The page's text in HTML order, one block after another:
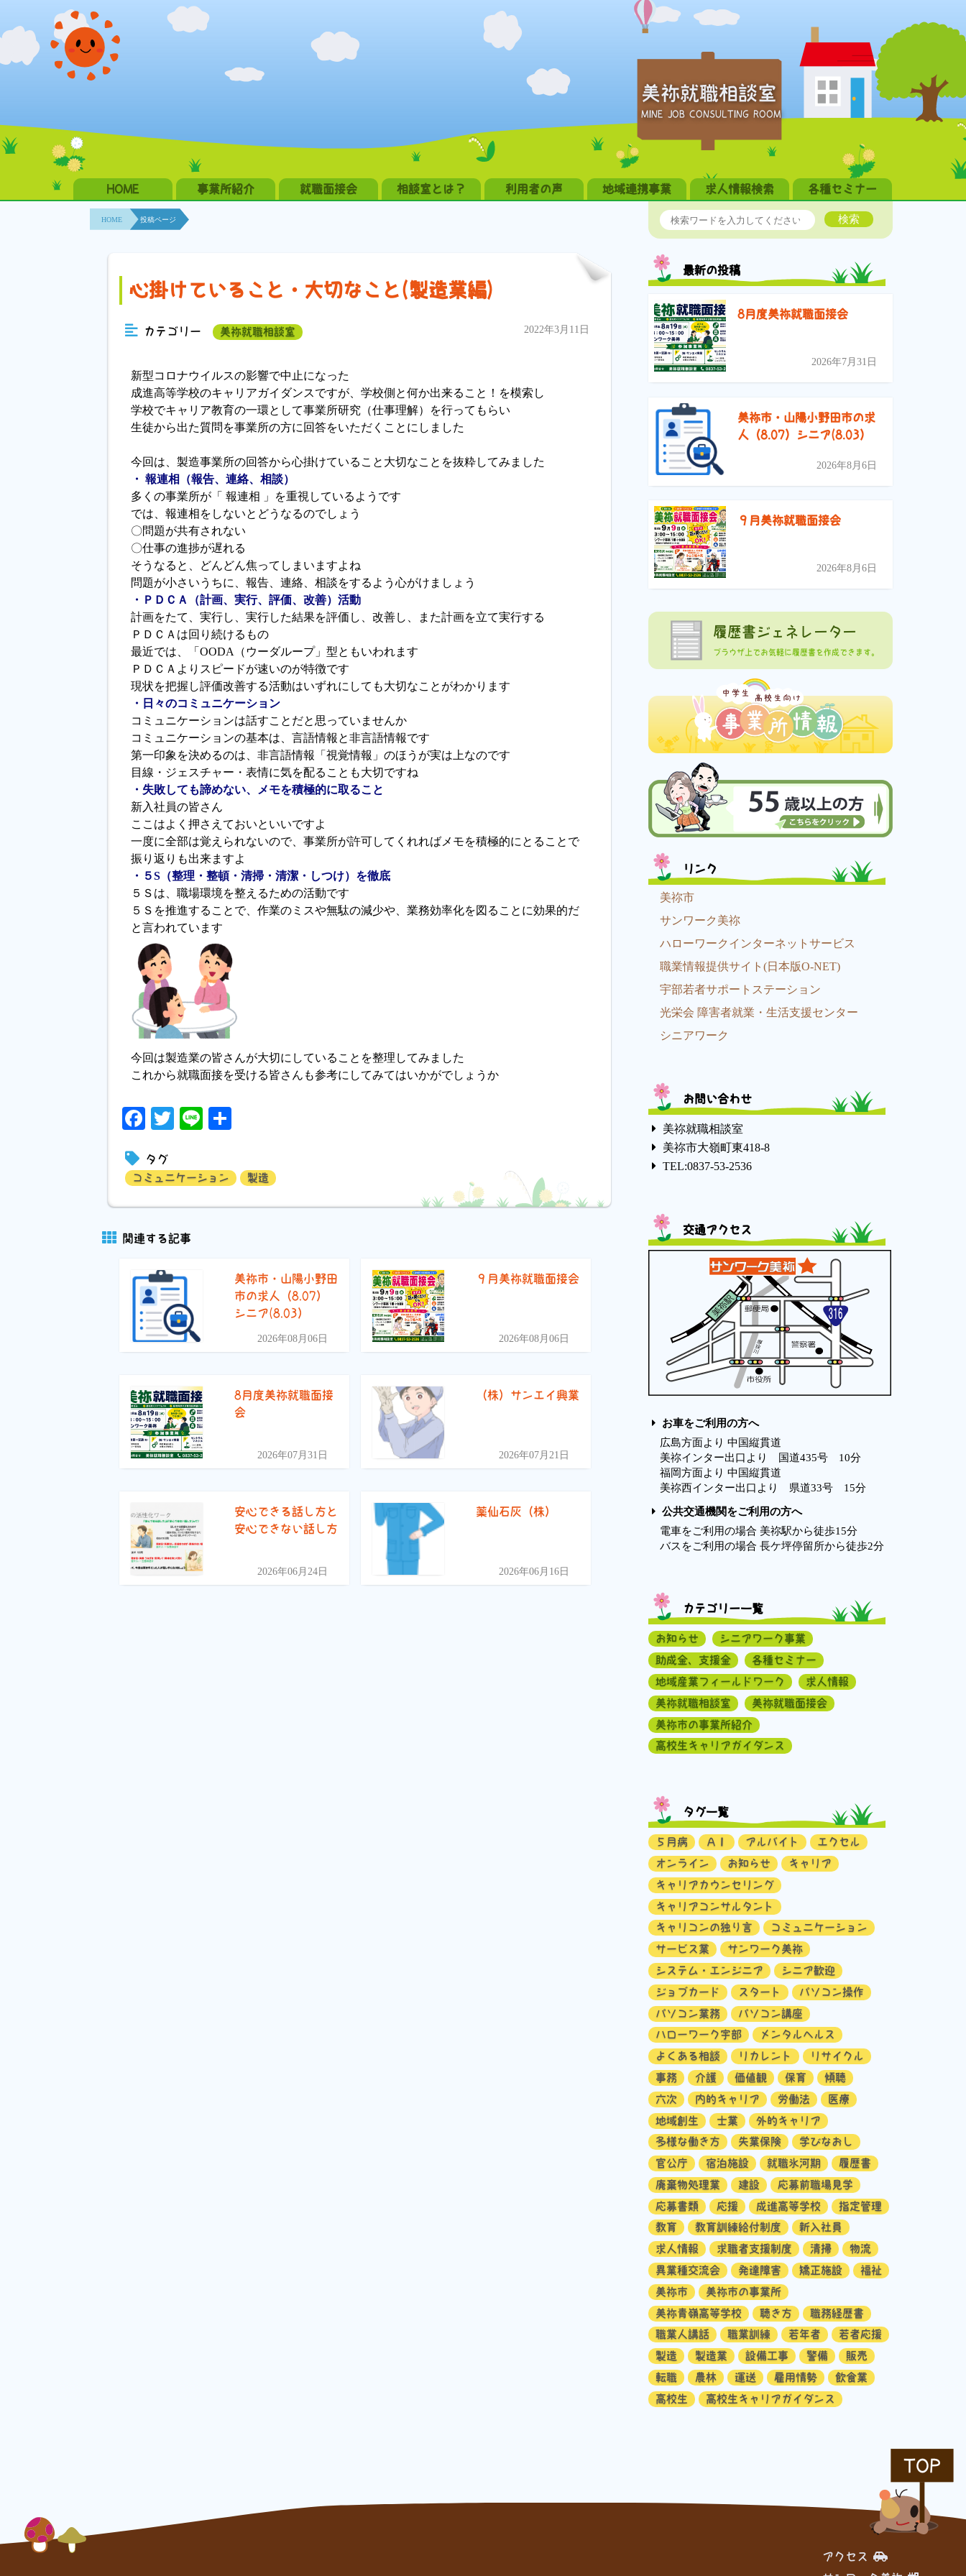
美祢就職相談室
MINE JOB CONSULTING ROOM
HOME 事業所紹介 就職面接会 相談室とは？ 利用者の声 地域連携事業 求人情報検索 各種セミナー
HOME 投稿ページ
心掛けていること・大切なこと(製造業編)
カテゴリー 美祢就職相談室 2022年3月11日
新型コロナウイルスの影響で中止になった
成進高等学校のキャリアガイダンスですが、学校側と何か出来ること！を模索し
学校でキャリア教育の一環として事業所研究（仕事理解）を行ってもらい
生徒から出た質問を事業所の方に回答をいただくことにしました
今回は、製造事業所の回答から心掛けていること大切なことを抜粋してみました
・ 報連相（報告、連絡、相談）
多くの事業所が「 報連相 」を重視しているようです
では、報連相をしないとどうなるのでしょう
〇問題が共有されない
〇仕事の進捗が遅れる
そうなると、どんどん焦ってしまいますよね
問題が小さいうちに、報告、連絡、相談をするよう心がけましょう
・ＰＤＣＡ（計画、実行、評価、改善）活動
計画をたて、実行し、実行した結果を評価し、改善し、また計画を立て実行する
ＰＤＣＡは回り続けるもの
最近では、「OODA（ウーダループ」型ともいわれます
ＰＤＣＡよりスピードが速いのが特徴です
現状を把握し評価改善する活動はいずれにしても大切なことがわかります
・日々のコミュニケーション
コミュニケーションは話すことだと思っていませんか
コミュニケーションの基本は、言語情報と非言語情報です
第一印象を決めるのは、非言語情報「視覚情報」のほうが実は上なのです
目線・ジェスチャー・表情に気を配ることも大切ですね
・失敗しても諦めない、メモを積極的に取ること
新入社員の皆さん
ここはよく押さえておいといいですよ
一度に全部は覚えられないので、事業所が許可してくれればメモを積極的にとることで
振り返りも出来ますよ
・５S（整理・整頓・清掃・清潔・しつけ）を徹底
５Ｓは、職場環境を整えるための活動です
５Ｓを推進することで、作業のミスや無駄の減少や、業務効率化を図ることに効果的だ
と言われています
今回は製造業の皆さんが大切にしていることを整理してみました
これから就職面接を受ける皆さんも参考にしてみてはいかがでしょうか
Facebook
Twitter
Line
タグ
コミュニケーション 製造
関連する記事
美祢市・山陽小野田
市の求人（8.07）
シニア(8.03）
2026年08月06日
９月美祢就職面接会
2026年08月06日
8月度美祢就職面接
会
2026年07月31日
（株）サンエイ興業
2026年07月21日
安心できる話し方と
安心できない話し方
2026年06月24日
薬仙石灰（株）
2026年06月16日
検索
最新の投稿
8月度美祢就職面接会
2026年7月31日
美祢市・山陽小野田市の求
人（8.07）シニア(8.03）
2026年8月6日
９月美祢就職面接会
2026年8月6日
履歴書ジェネレーター
ブラウザ上でお気軽に履歴書を作成できます。
リンク
美祢市
サンワーク美祢
ハローワークインターネットサービス
職業情報提供サイト(日本版O-NET)
宇部若者サポートステーション
光栄会 障害者就業・生活支援センター
シニアワーク
お問い合わせ
美祢就職相談室
美祢市大嶺町東418-8
TEL:0837-53-2536
交通アクセス
お車をご利用の方へ
広島方面より 中国縦貫道
美祢インター出口より 国道435号 10分
福岡方面より 中国縦貫道
美祢西インター出口より 県道33号 15分
公共交通機関をご利用の方へ
電車をご利用の場合 美祢駅から徒歩15分
バスをご利用の場合 長ケ坪停留所から徒歩2分
カテゴリー一覧
お知らせ
シニアワーク事業
助成金、支援金
各種セミナー
地域産業フィールドワーク
求人情報
美祢就職相談室
美祢就職面接会
美祢市の事業所紹介
高校生キャリアガイダンス
タグ一覧
５月病 ＡＩ アルバイト
エクセル
オンライン
お知らせ
キャリア
キャリアカウンセリング
キャリアコンサルタント
キャリコンの独り言
コミュニケーション
サービス業
サンワーク美祢
システム・エンジニア
シニア歓迎
ジョブカード
スタート
パソコン操作
パソコン業務
パソコン講座
ハローワーク宇部
メンタルヘルス
よくある相談
リカレント
リサイクル
事務
介護 価値観 保育
傾聴
六次
内的キャリア 労働法
医療
地域創生
士業
外的キャリア
多様な働き方
失業保険
学びなおし
官公庁
宿泊施設 就職氷河期
履歴書
廃棄物処理業
建設
応募前職場見学
応募書類
応援 成進高等学校
指定管理
教育
教育訓練給付制度
新入社員
求人情報
求職者支援制度 清掃
物流
異業種交流会
発達障害 矯正施設
福祉
美祢市
美祢市の事業所
美祢青嶺高等学校
聴き方
職務経歴書
職業人講話
職業訓練 若年者
若者応援
製造
製造業 設備工事 警備
販売
転職
農林 運送 雇用情勢
飲食業
高校生
高校生キャリアガイダンス
TOP
アクセス